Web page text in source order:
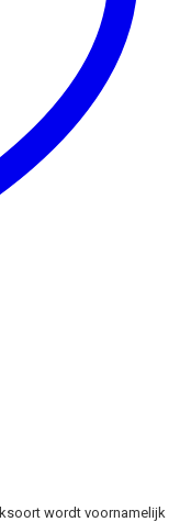
wordt voornamelijk